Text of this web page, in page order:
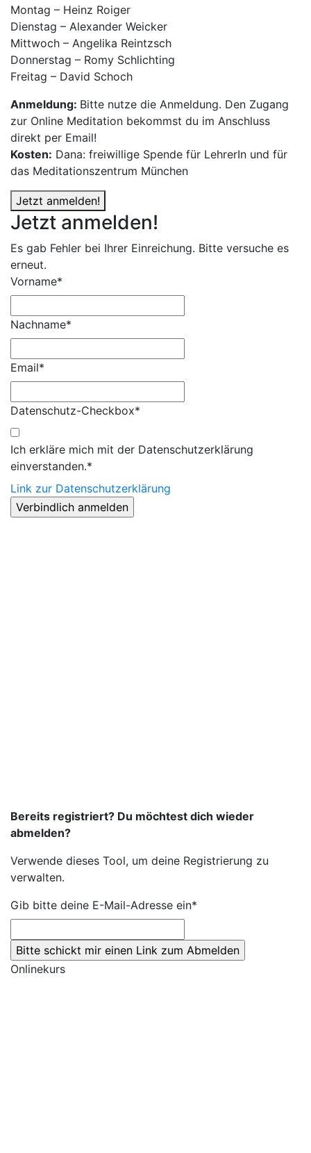
Montag – Heinz Roiger
Dienstag – Alexander Weicker
Mittwoch – Angelika Reintzsch
Donnerstag – Romy Schlichting
Freitag – David Schoch
Anmeldung: Bitte nutze die Anmeldung. Den Zugang
zur Online Meditation bekommst du im Anschluss
direkt per Email!
Kosten: Dana: freiwillige Spende für LehrerIn und für
das Meditationszentrum München
Jetzt anmelden!
Jetzt anmelden!
Es gab Fehler bei Ihrer Einreichung. Bitte versuche es
erneut.
Vorname*
Nachname*
Email*
Datenschutz-Checkbox*
Ich erkläre mich mit der Datenschutzerklärung
einverstanden.*
Link zur Datenschutzerklärung
Bereits registriert? Du möchtest dich wieder
abmelden?
Verwende dieses Tool, um deine Registrierung zu
verwalten.
Gib bitte deine E-Mail-Adresse ein*
Onlinekurs